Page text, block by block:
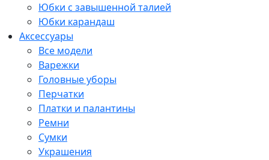
Юбки с завышенной талией
Юбки карандаш
Аксессуары
Все модели
Варежки
Головные уборы
Перчатки
Платки и палантины
Ремни
Сумки
Украшения